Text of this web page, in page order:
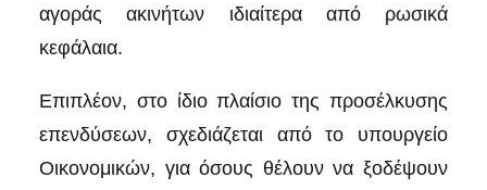
αγοράς ακινήτων ιδιαίτερα από ρωσικά
κεφάλαια.
Επιπλέον, στο ίδιο πλαίσιο της προσέλκυσης
επενδύσεων, σχεδιάζεται από το υπουργείο
Οικονομικών, για όσους θέλουν να ξοδέψουν